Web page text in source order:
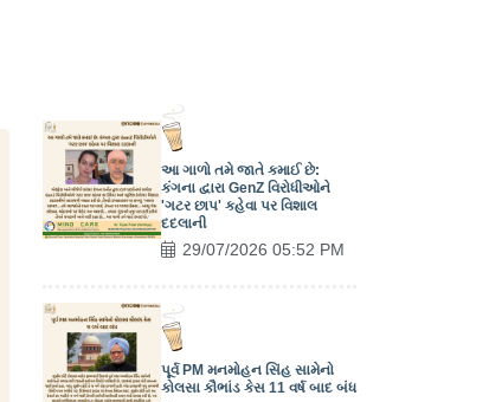
આ ગાળો તમે જાતે કમાઈ છે:
કંગના દ્વારા GenZ વિરોધીઓને
'ગટર છાપ' કહેવા પર વિશાલ
દદલાની
29/07/2026 05:52 PM
પૂર્વ PM મનમોહન સિંહ સામેનો
કોલસા કૌભાંડ કેસ 11 વર્ષ બાદ બંધ